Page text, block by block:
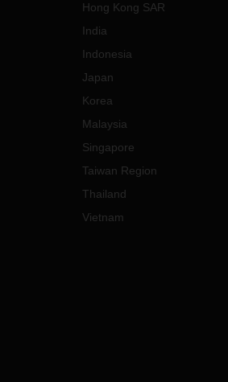
Hong Kong SAR
India
Indonesia
Japan
Korea
Malaysia
Singapore
Taiwan Region
Thailand
Vietnam